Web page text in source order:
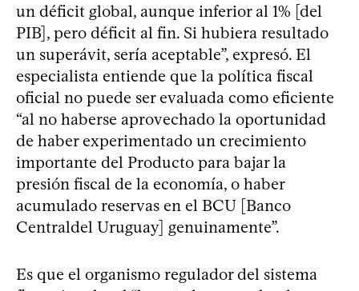
un déficit global, aunque inferior al 1% [del
PIB], pero déficit al fin. Si hubiera resultado
un superávit, sería aceptable”, expresó. El
especialista entiende que la política fiscal
oficial no puede ser evaluada como eficiente
“al no haberse aprovechado la oportunidad
de haber experimentado un crecimiento
importante del Producto para bajar la
presión fiscal de la economía, o haber
acumulado reservas en el BCU [Banco
Centraldel Uruguay] genuinamente”.
Es que el organismo regulador del sistema